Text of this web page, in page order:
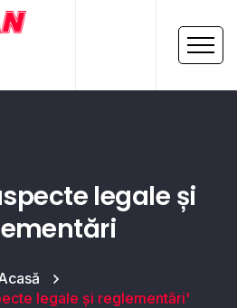
legale și
legale și reglementări'